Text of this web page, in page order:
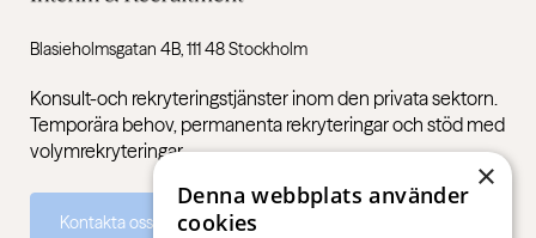
Blasieholmsgatan 4B, 111 48 Stockholm
Konsult-och rekryteringstjänster inom den privata sektorn.
Temporära behov, permanenta rekryteringar och stöd med
volymrekryteringar.
Kontakta oss
×
Denna webbplats använder
cookies